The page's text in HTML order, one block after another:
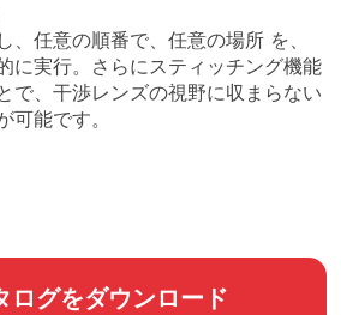
、任意の順番で、任意の場所 を、
に実行。さらにスティッチング機能
で、干渉レンズの視野に収まらない
可能です。
ログをダウンロード